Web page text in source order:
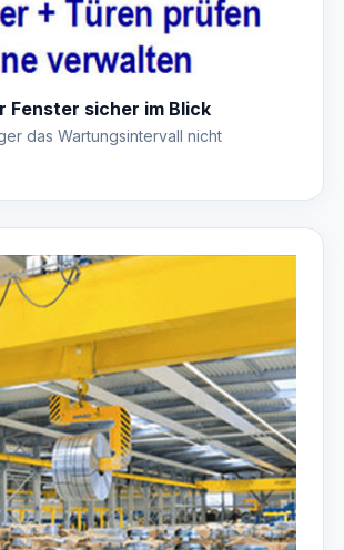
Fenster sicher im Blick
das Wartungsintervall nicht